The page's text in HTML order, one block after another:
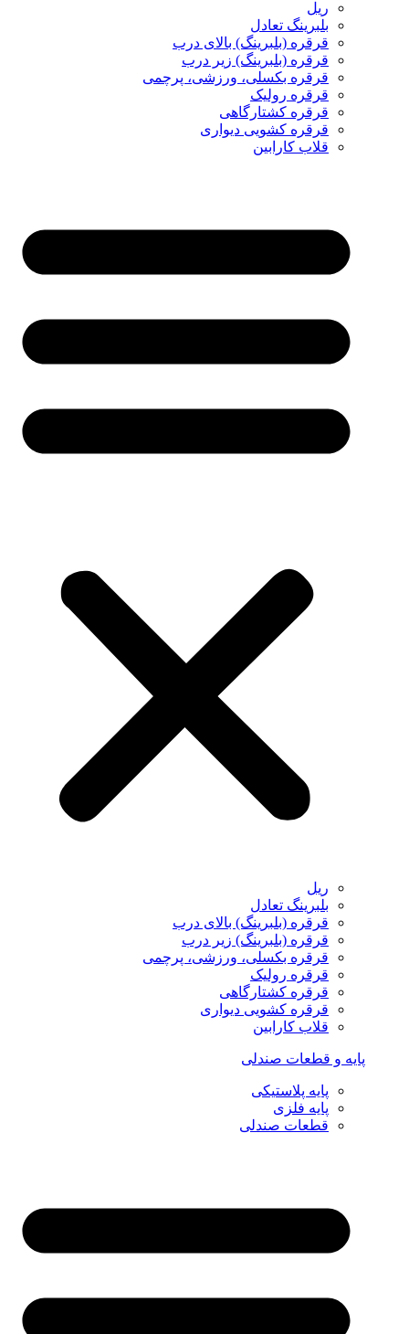
ریل
بلبرینگ تعادل
قرقره (بلبرینگ) بالای درب
قرقره (بلبرینگ) زیر درب
قرقره بکسلی، ورزشی، پرچمی
قرقره رولیک
قرقره کشتارگاهی
قرقره کشویی دیواری
قلاب کارابین
ریل
بلبرینگ تعادل
قرقره (بلبرینگ) بالای درب
قرقره (بلبرینگ) زیر درب
قرقره بکسلی، ورزشی، پرچمی
قرقره رولیک
قرقره کشتارگاهی
قرقره کشویی دیواری
قلاب کارابین
پایه و قطعات صندلی
پایه پلاستیکی
پایه فلزی
قطعات صندلی